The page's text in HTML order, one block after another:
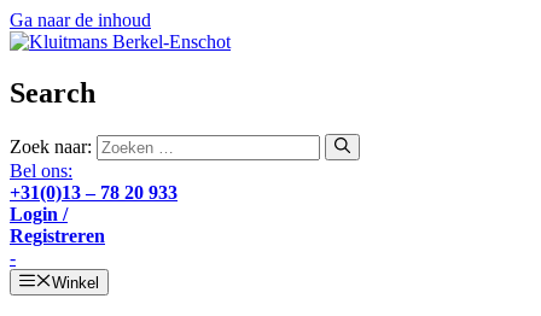
Ga naar de inhoud
Search
Zoek naar:
Bel ons:
+31(0)13 – 78 20 933
Login /
Registreren
-
Winkel